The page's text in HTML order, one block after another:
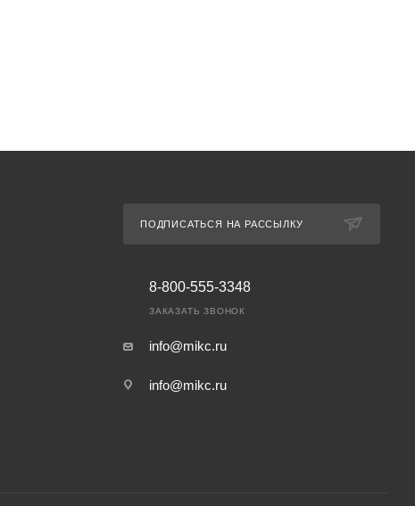
ПОДПИСАТЬСЯ НА РАССЫЛКУ
8-800-555-3348
ЗАКАЗАТЬ ЗВОНОК
info@mikc.ru
info@mikc.ru